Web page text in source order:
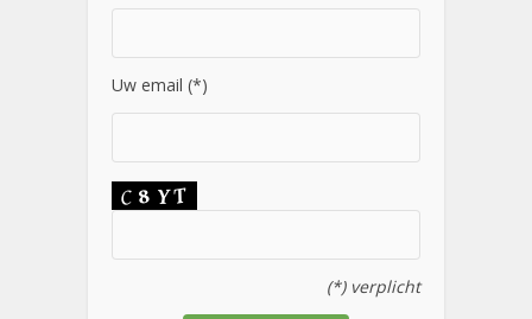
Uw email (*)
(*) verplicht